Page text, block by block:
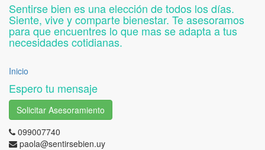
Sentirse bien es una elección de todos los días.
Siente, vive y comparte bienestar. Te asesoramos
para que encuentres lo que mas se adapta a tus
necesidades cotidianas.
Inicio
Espero tu mensaje
Solicitar Asesoramiento
099007740
paola@sentirsebien.uy